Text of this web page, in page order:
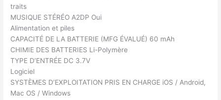
traits
MUSIQUE STÉRÉO A2DP Oui
Alimentation et piles
CAPACITÉ DE LA BATTERIE (MFG ÉVALUÉ) 60 mAh
CHIMIE DES BATTERIES Li-Polymère
TYPE D’ENTRÉE DC 3.7V
Logiciel
SYSTÈMES D’EXPLOITATION PRIS EN CHARGE iOS / Android,
Mac OS / Windows